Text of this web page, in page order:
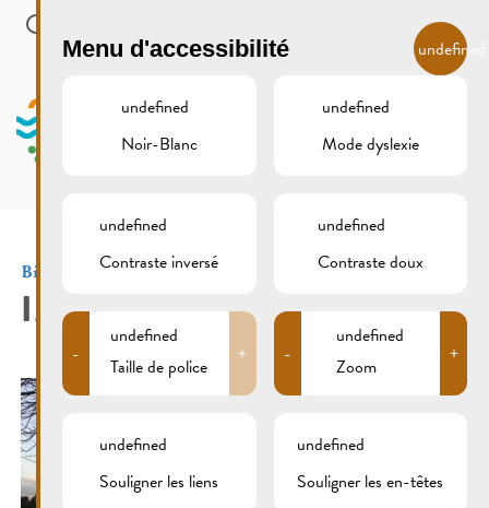
Skip to main content
MENU
Bienvenue
IMG_1930
Menu d'accessibilité undefined
undefined
Noir-Blanc
undefined
Mode dyslexie
undefined
Contraste inversé
undefined
Contraste doux
-
undefined
Taille de police
+ -
undefined
Zoom
+
undefined
Souligner les liens
undefined
Souligner les en-têtes